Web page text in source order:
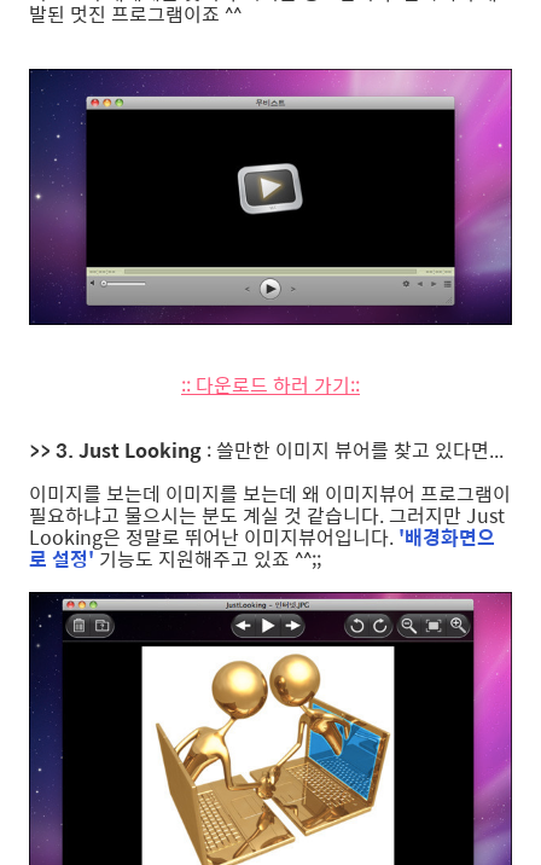
발된 멋진 프로그램이죠 ^^
:: 다운로드 하러 가기::
>> 3. Just Looking : 쓸만한 이미지 뷰어를 찾고 있다면...
이미지를 보는데 이미지를 보는데 왜 이미지뷰어 프로그램이
필요하냐고 물으시는 분도 계실 것 같습니다. 그러지만 Just
Looking은 정말로 뛰어난 이미지뷰어입니다. '배경화면으
로 설정'기능도 지원해주고 있죠 ^^;;